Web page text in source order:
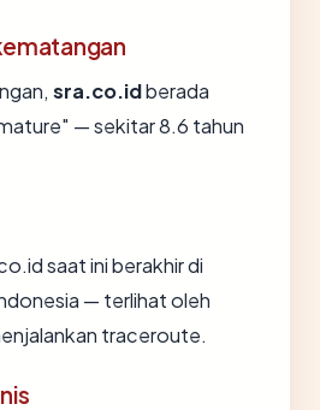
sra.co.idberada
— sekitar 8.6 tahun
saat ini berakhir di
— terlihat oleh
traceroute.